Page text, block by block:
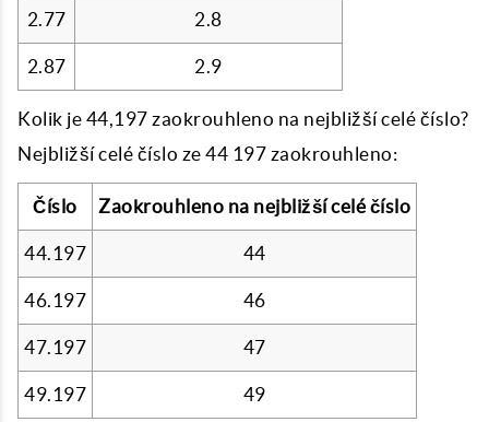
2.77 2.8
2.87 2.9
Kolik je 44,197 zaokrouhleno na nejbližší celé číslo?
Nejbližší celé číslo ze 44 197 zaokrouhleno:
Číslo Zaokrouhleno na nejbližší celé číslo
44.197 44
46.197 46
47.197 47
49.197 49